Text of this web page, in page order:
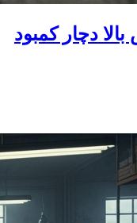
دچار کمبود